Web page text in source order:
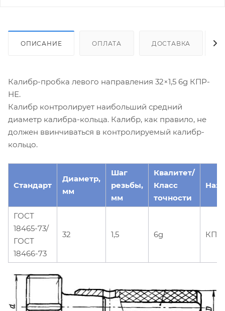
ОПИСАНИЕ ОПЛАТА ДОСТАВКА
Калибр-пробка левого направления 32×1,5 6g КПР-
НЕ.
Калибр контролирует наибольший средний
диаметр калибра-кольца. Калибр, как правило, не
должен ввинчиваться в контролируемый калибр-
кольцо.
Стандарт
Диаметр,
мм
Шаг
резьбы,
мм
Квалитет/
Класс
точности
ГОСТ
18465-73/
ГОСТ
18466-73
32 1,5 6g